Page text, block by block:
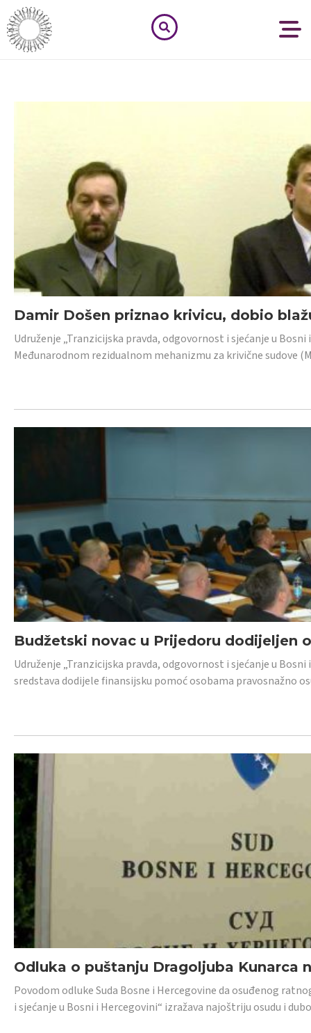
Damir Došen priznao krivicu, dobio
Udruženje „Tranzicijska pravda, odgovornost i sjećanje u
Međunarodnom rezidualnom mehanizmu za krivične sudove
Budžetski novac u Prijedoru dodijeljen
Udruženje „Tranzicijska pravda, odgovornost i sjećanje u
sredstava dodijele finansijsku pomoć osobama pravosnažno
Odluka o puštanju Dragoljuba Kunarca
Povodom odluke Suda Bosne i Hercegovine da osuđenog
i sjećanje u Bosni i Hercegovini“ izražava najoštriju osudu i